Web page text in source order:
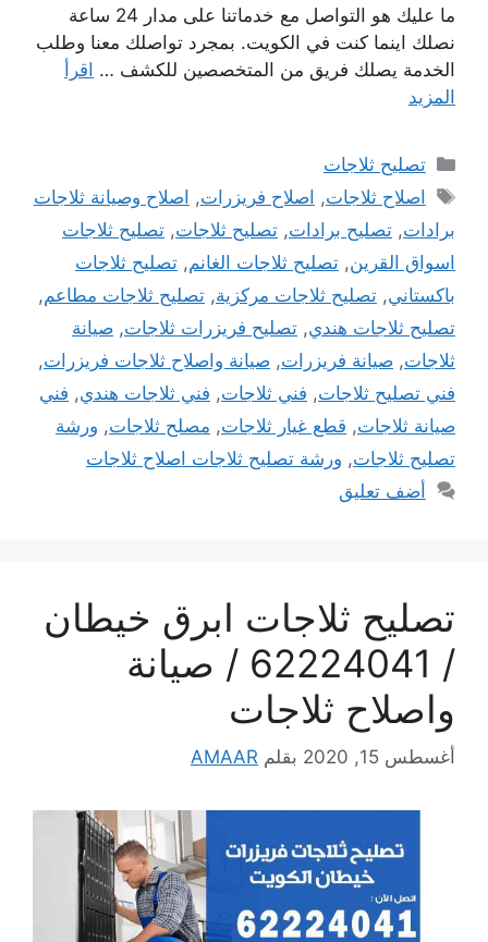
ما عليك هو التواصل مع خدماتنا على مدار 24 ساعة
نصلك اينما كنت في الكويت. بمجرد تواصلك معنا وطلب
الخدمة يصلك فريق من المتخصصين للكشف … اقرأ
المزيد
التصنيفات
تصليح ثلاجات
الوسوم
اصلاح ثلاجات, اصلاح فريزرات, اصلاح وصيانة ثلاجات
برادات, تصليح برادات, تصليح ثلاجات, تصليح ثلاجات
اسواق القرين, تصليح ثلاجات الغانم, تصليح ثلاجات
باكستاني, تصليح ثلاجات مركزية, تصليح ثلاجات مطاعم,
تصليح ثلاجات هندي, تصليح فريزرات ثلاجات, صيانة
ثلاجات, صيانة فريزرات, صيانة واصلاح ثلاجات فريزرات,
فني تصليح ثلاجات, فني ثلاجات, فني ثلاجات هندي, فني
صيانة ثلاجات, قطع غيار ثلاجات, مصلح ثلاجات, ورشة
تصليح ثلاجات, ورشة تصليح ثلاجات اصلاح ثلاجات
أضف تعليق
تصليح ثلاجات ابرق خيطان
/ 62224041 / صيانة
واصلاح ثلاجات
أغسطس 15, 2020 بقلم AMAAR